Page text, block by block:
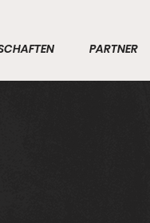
PARTNER